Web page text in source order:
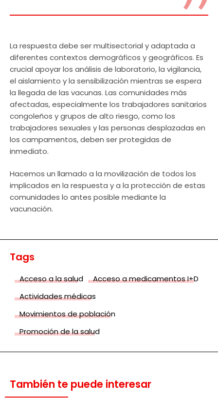
La respuesta debe ser multisectorial y adaptada a
diferentes contextos demográficos y geográficos. Es
crucial apoyar los análisis de laboratorio, la vigilancia,
el aislamiento y la sensibilización mientras se espera
la llegada de las vacunas. Las comunidades más
afectadas, especialmente los trabajadores sanitarios
congoleños y grupos de alto riesgo, como los
trabajadores sexuales y las personas desplazadas en
los campamentos, deben ser protegidas de
inmediato.
Hacemos un llamado a la movilización de todos los
implicados en la respuesta y a la protección de estas
comunidades lo antes posible mediante la
vacunación.
Tags
Acceso a la salud
Acceso a medicamentos I+D
Actividades médicas
Movimientos de población
Promoción de la salud
También te puede interesar